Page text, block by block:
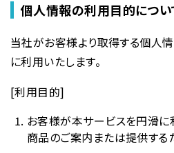
個人情報の利用目的につい
当社がお客様より取得する個人
に利用いたします。
[利用目的]
お客様が本サービスを円滑に
商品のご案内または提供する